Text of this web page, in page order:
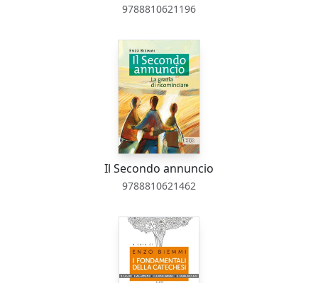
9788810621196
Il Secondo annuncio
9788810621462